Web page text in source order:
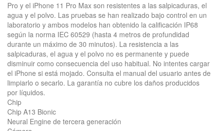
Pro y el iPhone 11 Pro Max son resistentes a las salpicaduras, el
agua y el polvo. Las pruebas se han realizado bajo control en un
laboratorio y ambos modelos han obtenido la calificación IP68
según la norma IEC 60529 (hasta 4 metros de profundidad
durante un máximo de 30 minutos). La resistencia a las
salpicaduras, el agua y el polvo no es permanente y puede
disminuir como consecuencia del uso habitual. No intentes cargar
el iPhone si está mojado. Consulta el manual del usuario antes de
limpiarlo o secarlo. La garantía no cubre los daños producidos
por líquidos.
Chip
Chip A13 Bionic
Neural Engine de tercera generación